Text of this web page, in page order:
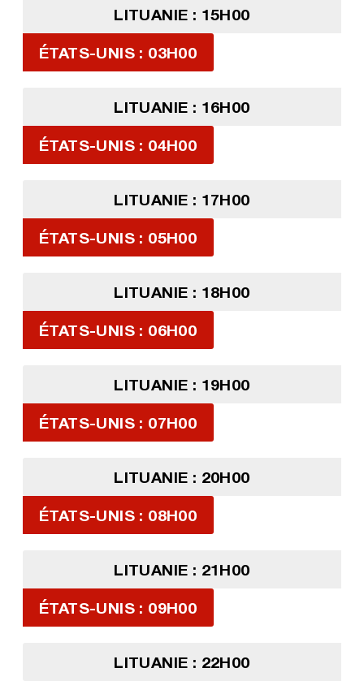
LITUANIE : 15H00
ÉTATS-UNIS : 03H00
LITUANIE : 16H00
ÉTATS-UNIS : 04H00
LITUANIE : 17H00
ÉTATS-UNIS : 05H00
LITUANIE : 18H00
ÉTATS-UNIS : 06H00
LITUANIE : 19H00
ÉTATS-UNIS : 07H00
LITUANIE : 20H00
ÉTATS-UNIS : 08H00
LITUANIE : 21H00
ÉTATS-UNIS : 09H00
LITUANIE : 22H00